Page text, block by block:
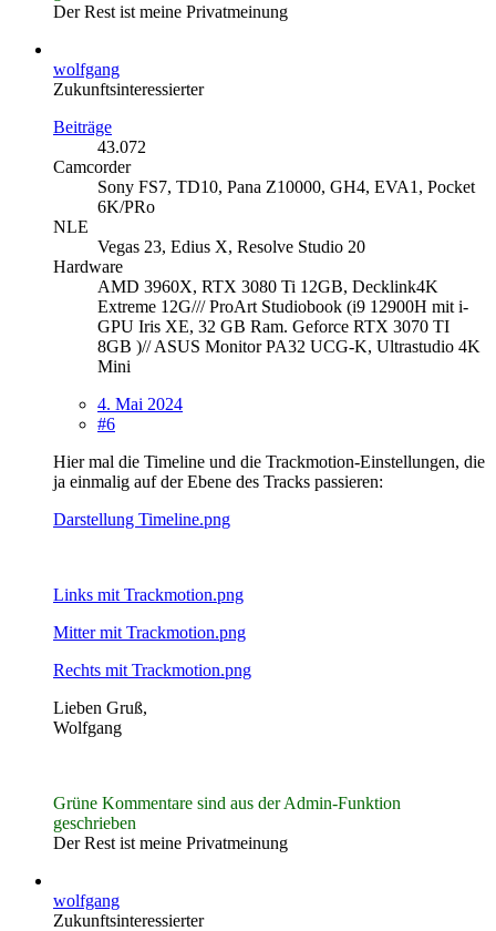
Der Rest ist meine Privatmeinung
wolfgang
Zukunftsinteressierter
Beiträge
43.072
Camcorder
Sony FS7, TD10, Pana Z10000, GH4, EVA1, Pocket
6K/PRo
NLE
Vegas 23, Edius X, Resolve Studio 20
Hardware
AMD 3960X, RTX 3080 Ti 12GB, Decklink4K
Extreme 12G/// ProArt Studiobook (i9 12900H mit i-
GPU Iris XE, 32 GB Ram. Geforce RTX 3070 TI
8GB )// ASUS Monitor PA32 UCG-K, Ultrastudio 4K
Mini
4. Mai 2024
#6
Hier mal die Timeline und die Trackmotion-Einstellungen, die
ja einmalig auf der Ebene des Tracks passieren:
Darstellung Timeline.png
Links mit Trackmotion.png
Mitter mit Trackmotion.png
Rechts mit Trackmotion.png
Lieben Gruß,
Wolfgang
Grüne Kommentare sind aus der Admin-Funktion
geschrieben
Der Rest ist meine Privatmeinung
wolfgang
Zukunftsinteressierter